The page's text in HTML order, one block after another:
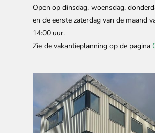
Open op dinsdag, woensdag,
en de eerste zaterdag van de maand
14:00 uur.
Zie de vakantieplanning op de pagina